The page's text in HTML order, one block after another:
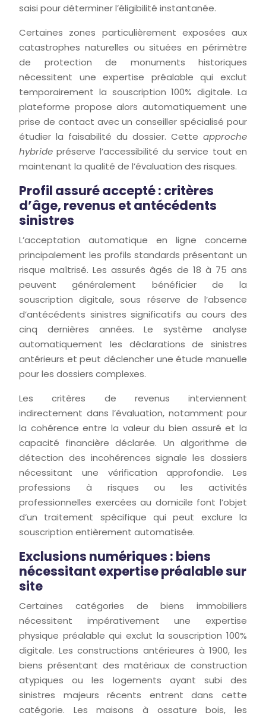
saisi pour déterminer l’éligibilité instantanée.
Certaines zones particulièrement exposées aux
catastrophes naturelles ou situées en périmètre
de protection de monuments historiques
nécessitent une expertise préalable qui exclut
temporairement la souscription 100% digitale. La
plateforme propose alors automatiquement une
prise de contact avec un conseiller spécialisé pour
étudier la faisabilité du dossier. Cette approche
hybridepréserve l’accessibilité du service tout en
maintenant la qualité de l’évaluation des risques.
Profil assuré accepté : critères
d’âge, revenus et antécédents
sinistres
L’acceptation automatique en ligne concerne
principalement les profils standards présentant un
risque maîtrisé. Les assurés âgés de 18 à 75 ans
peuvent généralement bénéficier de la
souscription digitale, sous réserve de l’absence
d’antécédents sinistres significatifs au cours des
cinq dernières années. Le système analyse
automatiquement les déclarations de sinistres
antérieurs et peut déclencher une étude manuelle
pour les dossiers complexes.
Les critères de revenus interviennent
indirectement dans l’évaluation, notamment pour
la cohérence entre la valeur du bien assuré et la
capacité financière déclarée. Un algorithme de
détection des incohérences signale les dossiers
nécessitant une vérification approfondie. Les
professions à risques ou les activités
professionnelles exercées au domicile font l’objet
d’un traitement spécifique qui peut exclure la
souscription entièrement automatisée.
Exclusions numériques : biens
nécessitant expertise préalable sur
site
Certaines catégories de biens immobiliers
nécessitent impérativement une expertise
physique préalable qui exclut la souscription 100%
digitale. Les constructions antérieures à 1900, les
biens présentant des matériaux de construction
atypiques ou les logements ayant subi des
sinistres majeurs récents entrent dans cette
catégorie. Les maisons à ossature bois, les